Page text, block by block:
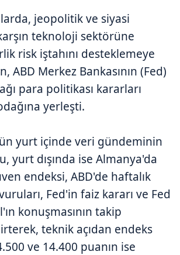
jeopolitik ve siyasi
teknoloji sektörüne
risk iştahını desteklemeye
ABD Merkez Bankasının (Fed)
para politikası kararları
yerleşti.
yurt içinde veri gündeminin
yurt dışında ise Almanya'da
endeksi, ABD'de haftalık
Fed'in faiz kararı ve Fed
konuşmasının takip
teknik açıdan endeks
ve 14.400 puanın ise